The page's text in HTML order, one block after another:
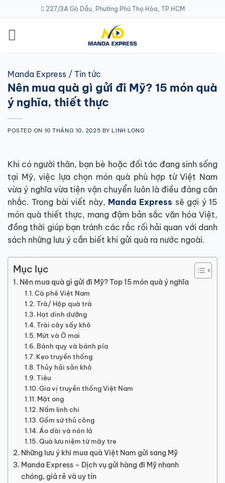
to
content
227/3A Gò Dầu, Phường Phú Thọ Hòa, TP.HCM
Manda Express / Tin tức
Nên mua quà gì gửi đi Mỹ? 15 món quà
ý nghĩa, thiết thực
POSTED ON 10 THÁNG 10, 2025 BYLINH LONG
Khi có người thân, bạn bè hoặc đối tác đang sinh sống
tại Mỹ, việc lựa chọn món quà phù hợp từ Việt Nam
vừa ý nghĩa vừa tiện vận chuyển luôn là điều đáng cân
nhắc. Trong bài viết này, Manda Express sẽ gợi ý 15
món quà thiết thực, mang đậm bản sắc văn hóa Việt,
đồng thời giúp bạn tránh các rắc rối hải quan với danh
sách những lưu ý cần biết khi gửi quà ra nước ngoài.
Mục lục
Nên mua quà gì gửi đi Mỹ? Top 15 món quà ý nghĩa
Cà phê Việt Nam
Trà/ Hộp quà trà
Hạt dinh dưỡng
Trái cây sấy khô
Mứt và Ô mai
Bánh quy và bánh pía
Kẹo truyền thống
Thủy hải sản khô
Tiêu
Gia vị truyền thống Việt Nam
Mật ong
Nấm linh chi
Gốm sứ thủ công
Áo dài và nón lá
Quà lưu niệm từ mây tre
Những lưu ý khi mua quà Việt Nam gửi sang Mỹ
Manda Express – Dịch vụ gửi hàng đi Mỹ nhanh
chóng, giá rẻ và uy tín